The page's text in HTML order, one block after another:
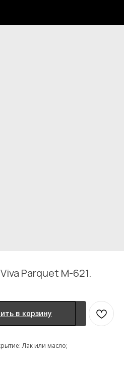
Parquet M-621.
в корзину
Лак или масло;